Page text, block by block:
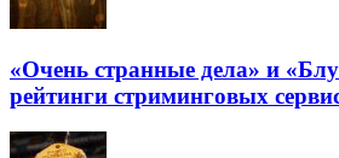
«Очень странные дела» и
рейтинги стриминговых